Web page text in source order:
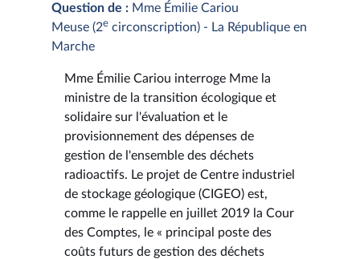
Question de : Mme Émilie Cariou
Meuse (2e circonscription) - La République en
Marche
Mme Émilie Cariou interroge Mme la
ministre de la transition écologique et
solidaire sur l'évaluation et le
provisionnement des dépenses de
gestion de l'ensemble des déchets
radioactifs. Le projet de Centre industriel
de stockage géologique (CIGEO) est,
comme le rappelle en juillet 2019 la Cour
des Comptes, le « principal poste des
coûts futurs de gestion des déchets